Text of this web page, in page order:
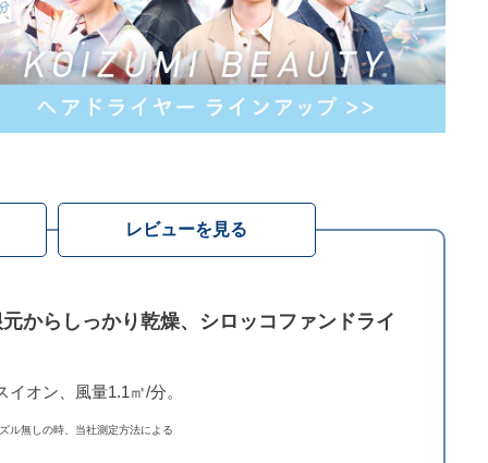
からしっかり乾燥、シロッコファンドライ
イオン、風量1.1㎥/分。
ル無しの時、当社測定方法による
レビューを見る